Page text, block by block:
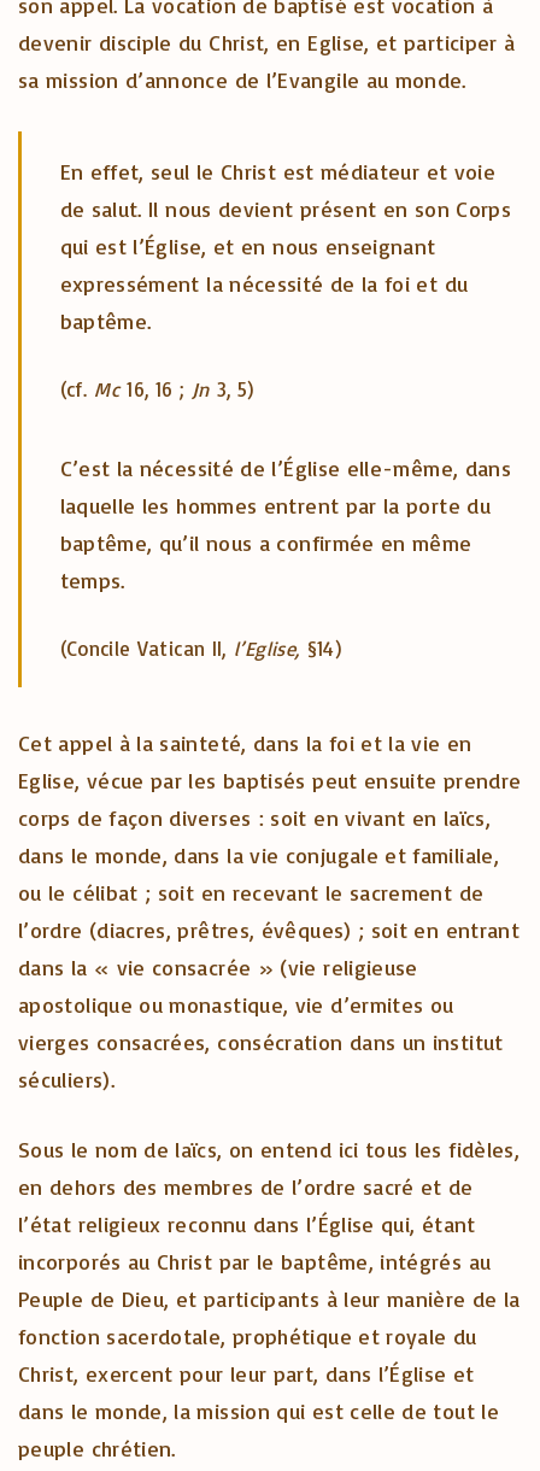
devenir disciple du Christ, en Eglise, et participer à
sa mission d’annonce de l’Evangile au monde.
En effet, seul le Christ est médiateur et voie
de salut. Il nous devient présent en son Corps
qui est l’Église, et en nous enseignant
expressément la nécessité de la foi et du
baptême.
(cf. Mc16, 16 ; Jn3, 5)
C’est la nécessité de l’Église elle-même, dans
laquelle les hommes entrent par la porte du
baptême, qu’il nous a confirmée en même
temps.
(Concile Vatican II, l’Eglise, §14)
Cet appel à la sainteté, dans la foi et la vie en
Eglise, vécue par les baptisés peut ensuite prendre
corps de façon diverses : soit en vivant en laïcs,
dans le monde, dans la vie conjugale et familiale,
ou le célibat ; soit en recevant le sacrement de
l’ordre (diacres, prêtres, évêques) ; soit en entrant
dans la « vie consacrée » (vie religieuse
apostolique ou monastique, vie d’ermites ou
vierges consacrées, consécration dans un institut
séculiers).
Sous le nom de laïcs, on entend ici tous les fidèles,
en dehors des membres de l’ordre sacré et de
l’état religieux reconnu dans l’Église qui, étant
incorporés au Christ par le baptême, intégrés au
Peuple de Dieu, et participants à leur manière de la
fonction sacerdotale, prophétique et royale du
Christ, exercent pour leur part, dans l’Église et
dans le monde, la mission qui est celle de tout le
peuple chrétien.